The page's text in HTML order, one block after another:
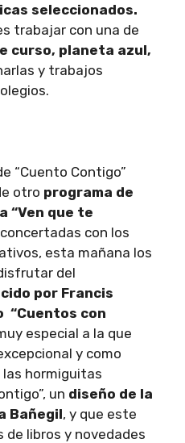
seleccionados.
trabajar con una de
curso, planeta azul,
y trabajos
“Cuento Contigo”
otro programa de
“Ven que te
con los
esta mañana los
del
por Francis
con
especial a la que
y como
hormiguitas
un diseño de la
Bañegil, y que este
de libros y novedades